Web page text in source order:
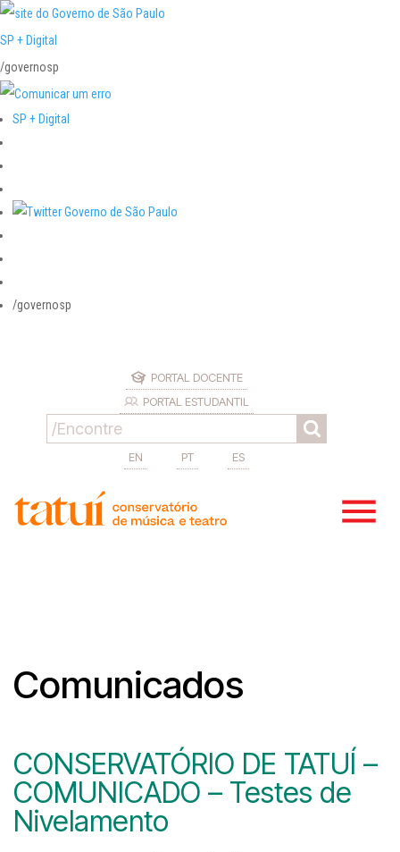
SP + Digital
/governosp
SP + Digital
/governosp
PORTAL DOCENTE
PORTAL ESTUDANTIL
EN PT ES
Comunicados
CONSERVATÓRIO DE TATUÍ –
COMUNICADO – Testes de
Nivelamento